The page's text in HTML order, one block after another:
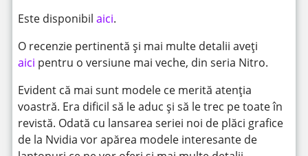
Este disponibil aici.
O recenzie pertinentă și mai multe detalii aveți
aici pentru o versiune mai veche, din seria Nitro.
Evident că mai sunt modele ce merită atenția
voastră. Era dificil să le aduc și să le trec pe toate în
revistă. Odată cu lansarea seriei noi de plăci grafice
de la Nvidia vor apărea modele interesante de